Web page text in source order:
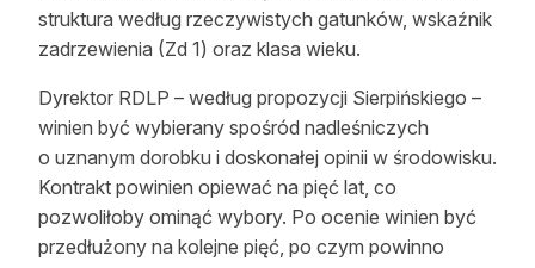
struktura według rzeczywistych gatunków, wskaźnik
zadrzewienia (Zd 1) oraz klasa wieku.
Dyrektor RDLP – według propozycji Sierpińskiego –
winien być wybierany spośród nadleśniczych
o uznanym dorobku i doskonałej opinii w środowisku.
Kontrakt powinien opiewać na pięć lat, co
pozwoliłoby ominąć wybory. Po ocenie winien być
przedłużony na kolejne pięć, po czym powinno